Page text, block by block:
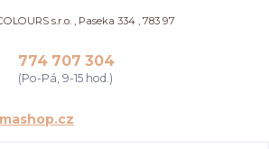
s.r.o. , Paseka 334 , 783 97
774 707 304
(Po-Pá, 9-15 hod.)